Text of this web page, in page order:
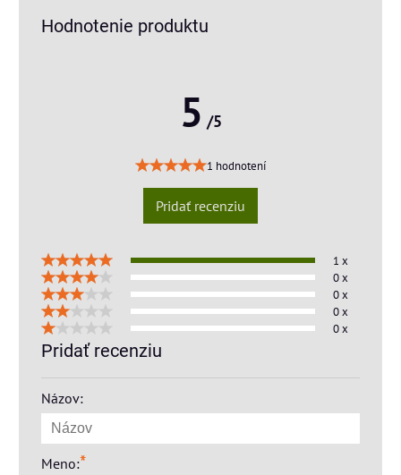
Hodnotenie produktu
5 /5
1 hodnotení
Pridať recenziu
1 x
0 x
0 x
0 x
0 x
Pridať recenziu
Názov:
Meno:*